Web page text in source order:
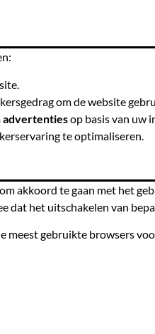
om de website
advertentiesop basis van uw
te optimaliseren.
akkoord te gaan met het
dat het uitschakelen van
meest gebruikte browsers